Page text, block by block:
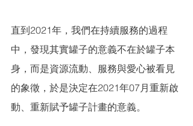
直到2021年，我們在持續服務的過程
中，發現其實罐子的意義不在於罐子本
身，而是資源流動、服務與愛心被看見
的象徵，於是決定在2021年07月重新啟
動、重新賦予罐子計畫的意義。